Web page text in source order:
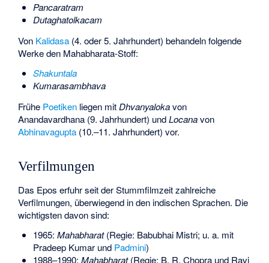
Pancaratram
Dutaghatolkacam
Von Kalidasa (4. oder 5. Jahrhundert) behandeln folgende
Werke den Mahabharata-Stoff:
Shakuntala
Kumarasambhava
Frühe Poetiken liegen mitDhvanyalokavon
Anandavardhana (9. Jahrhundert) undLocanavon
Abhinavagupta (10.–11. Jahrhundert) vor.
Verfilmungen
Das Epos erfuhr seit der Stummfilmzeit zahlreiche
Verfilmungen, überwiegend in den indischen Sprachen. Die
wichtigsten davon sind:
1965: Mahabharat(Regie: Babubhai Mistri; u. a. mit
Pradeep Kumarund Padmini)
1988–1990: Mahabharat(Regie: B. R. Chopraund Ravi